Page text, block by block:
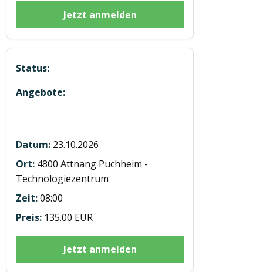
Jetzt anmelden
23.10.2026
4800 Attnang Puchheim -
Technologiezentrum
08:00
135.00 EUR
Jetzt anmelden